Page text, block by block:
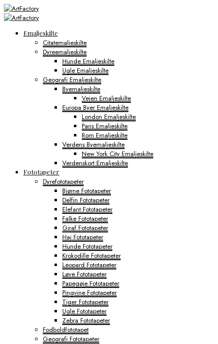
Emaljeskilte
Citatemaljeskilte
Dyreemaljeskilte
Hunde Emaljeskilte
Ugle Emaljeskilte
Geografi Emaljeskilte
Byemaljeskilte
Vejen Emaljeskilte
Europa Byer Emaljeskilte
London Emaljeskilte
Paris Emaljeskilte
Rom Emaljeskilte
Verdens Byemaljeskilte
New York City Emaljeskilte
Verdenskort Emaljeskilte
Fototapeter
Dyrefototapeter
Bjørne Fototapeter
Delfin Fototapeter
Elefant Fototapeter
Falke Fototapeter
Giraf Fototapeter
Haj Fototapeter
Hunde Fototapeter
Krokodille Fototapeter
Leopard Fototapeter
Løve Fototapeter
Papegøje Fototapeter
Pingvine Fototapeter
Tiger Fototapeter
Ugle Fototapeter
Zebra Fototapeter
Fodboldfototapet
Geografi Fototapeter